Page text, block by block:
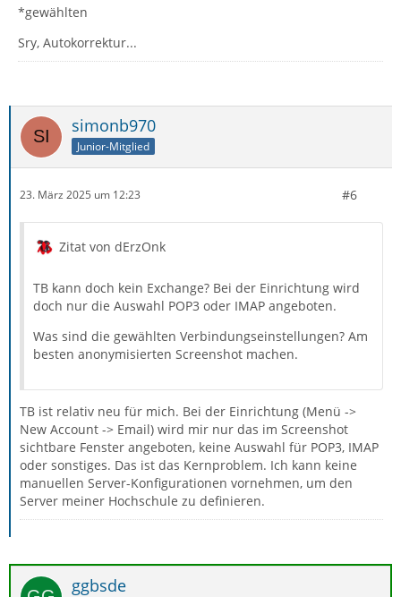
*gewählten
Sry, Autokorrektur...
simonb970
Junior-Mitglied
23. März 2025 um 12:23 #6
Zitat von dErzOnk
TB kann doch kein Exchange? Bei der Einrichtung wird
doch nur die Auswahl POP3 oder IMAP angeboten.
Was sind die gewählten Verbindungseinstellungen? Am
besten anonymisierten Screenshot machen.
TB ist relativ neu für mich. Bei der Einrichtung (Menü ->
New Account -> Email) wird mir nur das im Screenshot
sichtbare Fenster angeboten, keine Auswahl für POP3, IMAP
oder sonstiges. Das ist das Kernproblem. Ich kann keine
manuellen Server-Konfigurationen vornehmen, um den
Server meiner Hochschule zu definieren.
ggbsde